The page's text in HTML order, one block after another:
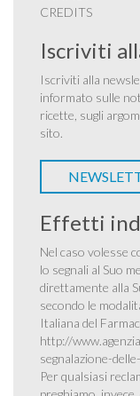
CREDITS
Iscriviti
Iscriviti alla
informato sulle
ricette, sugli
sito.
Effetti
Nel caso volesse
lo segnali al Suo
direttamente alla
secondo le
Italiana del
http://
segnalazione-
Per qualsiasi